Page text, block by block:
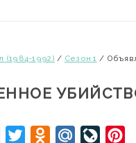
(1984-1992) / Сезон 1 /
FacebookTwitterOdnoklassniki
Mail.Ru